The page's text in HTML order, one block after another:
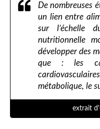
De nombreuses
un lien entre
sur l’échelle
nutritionnelle
développer des
que : les
métabolique, le
extrait